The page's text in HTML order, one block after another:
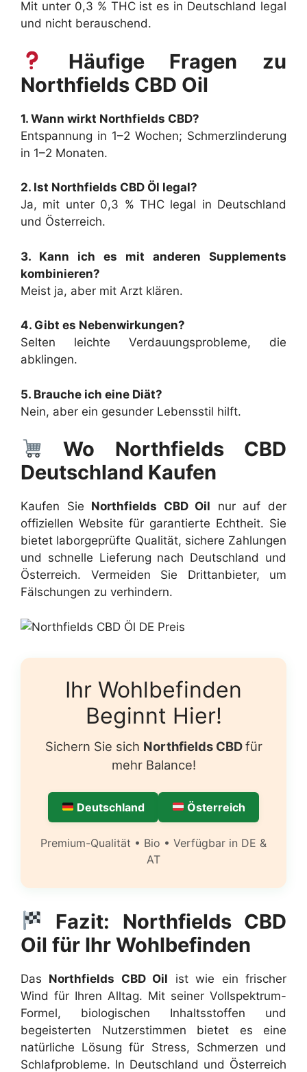
Mit unter 0,3 % THC ist es in Deutschland legal
und nicht berauschend.
Häufige Fragen zu
Northfields CBD Oil
1. Wann wirkt Northfields CBD?
Entspannung in 1–2 Wochen; Schmerzlinderung
in 1–2 Monaten.
2. Ist Northfields CBD Öl legal?
Ja, mit unter 0,3 % THC legal in Deutschland
und Österreich.
3. Kann ich es mit anderen Supplements
kombinieren?
Meist ja, aber mit Arzt klären.
4. Gibt es Nebenwirkungen?
Selten leichte Verdauungsprobleme, die
abklingen.
5. Brauche ich eine Diät?
Nein, aber ein gesunder Lebensstil hilft.
Wo Northfields CBD
Deutschland Kaufen
Kaufen Sie Northfields CBD Oil nur auf der
offiziellen Website für garantierte Echtheit. Sie
bietet laborgeprüfte Qualität, sichere Zahlungen
und schnelle Lieferung nach Deutschland und
Österreich. Vermeiden Sie Drittanbieter, um
Fälschungen zu verhindern.
Ihr Wohlbefinden
Beginnt Hier!
Sichern Sie sich Northfields CBDfür
mehr Balance!
Deutschland Österreich
Premium-Qualität • Bio • Verfügbar in DE &
AT
Fazit: Northfields CBD
Oil für Ihr Wohlbefinden
Das Northfields CBD Oil ist wie ein frischer
Wind für Ihren Alltag. Mit seiner Vollspektrum-
Formel, biologischen Inhaltsstoffen und
begeisterten Nutzerstimmen bietet es eine
natürliche Lösung für Stress, Schmerzen und
Schlafprobleme. In Deutschland und Österreich